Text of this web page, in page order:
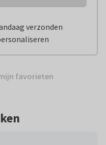
verzonden
favorieten